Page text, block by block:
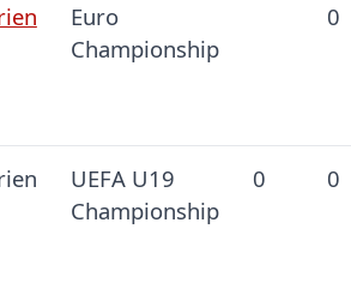
Euro
Championship
0
UEFA U19
Championship
0 0